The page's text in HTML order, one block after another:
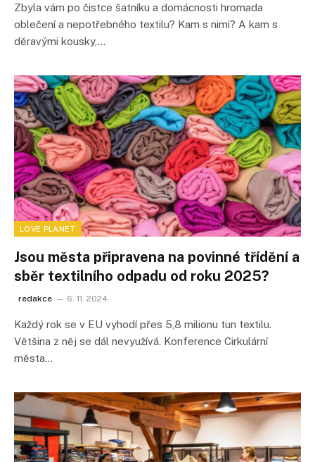
Zbyla vám po čistce šatníku a domácnosti hromada
oblečení a nepotřebného textilu? Kam s nimi? A kam s
děravými kousky,…
LOVE PLANET
Jsou města připravena na povinné třídění a
sběr textilního odpadu od roku 2025?
redakce 6. 11. 2024
Každý rok se v EU vyhodí přes 5,8 milionu tun textilu.
Většina z něj se dál nevyužívá. Konference Cirkulární
města…